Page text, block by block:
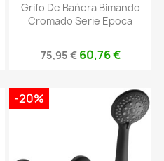
Grifo De Bañera Bimando
Cromado Serie Epoca
75,95 € 60,76 €
-20%